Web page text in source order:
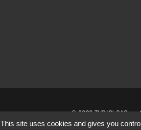
© 2022 TVDICI SAS
This site uses cookies and gives you